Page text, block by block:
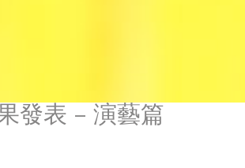
發表 – 演藝篇